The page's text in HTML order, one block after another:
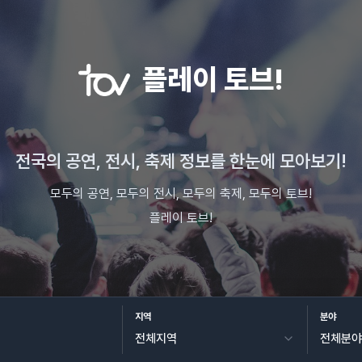
플레이 토브!
전국의 공연, 전시, 축제 정보를 한눈에 모아보기!
모두의 공연, 모두의 전시, 모두의 축제, 모두의 토브!
플레이 토브!
지역 분야